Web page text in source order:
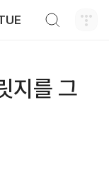
지를 그